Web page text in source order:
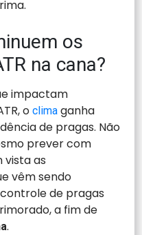
os
na cana?
impactam
oclima ganha
de pragas. Não
prever com
vista as
vêm sendo
de pragas
a fim de
.